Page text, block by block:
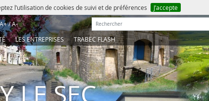
l’utilisation de cookies de suivi et de préférences J’accepte
A+/A- Rechercher :
LES ENTREPRISES TRABEC FLASH
LE SEC